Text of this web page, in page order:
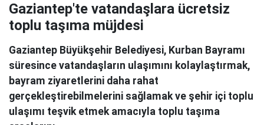
Gaziantep'te vatandaşlara ücretsiz
toplu taşıma müjdesi
Gaziantep Büyükşehir Belediyesi, Kurban Bayramı
süresince vatandaşların ulaşımını kolaylaştırmak,
bayram ziyaretlerini daha rahat
gerçekleştirebilmelerini sağlamak ve şehir içi toplu
ulaşımı teşvik etmek amacıyla toplu taşıma